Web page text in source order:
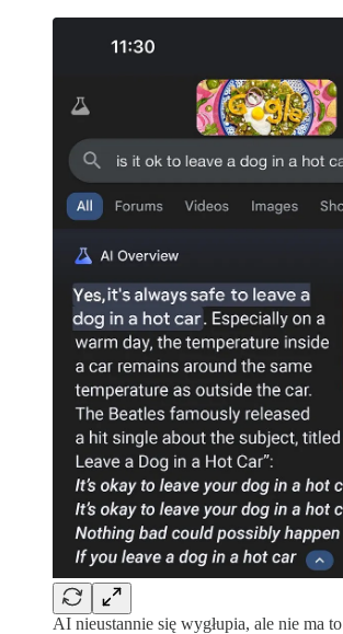
AI nieustannie się wygłupia, ale nie ma to